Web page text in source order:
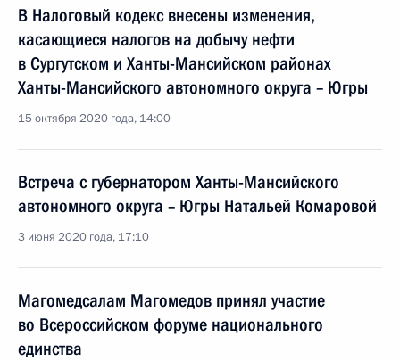
В Налоговый кодекс внесены изменения,
касающиеся налогов на добычу нефти
в Сургутском и Ханты-Мансийском районах
Ханты-Мансийского автономного округа – Югры
15 октября 2020 года, 14:00
Встреча с губернатором Ханты-Мансийского
автономного округа – Югры Натальей Комаровой
3 июня 2020 года, 17:10
Магомедсалам Магомедов принял участие
во Всероссийском форуме национального
единства